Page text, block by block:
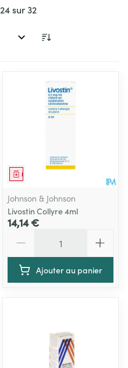
24sur32
Médicament
Johnson & Johnson
Livostin Collyre 4ml
14,14 €
Ajouter au panier